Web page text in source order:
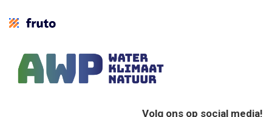
Volg ons op social media!